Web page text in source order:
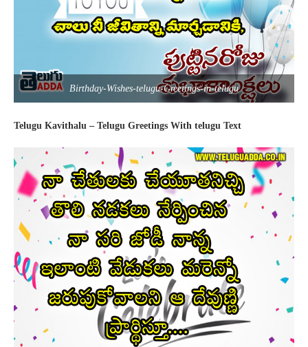
Birthday-Wishes-telugu-Greetings-in-telugu
Telugu Kavithalu – Telugu Greetings With telugu Text